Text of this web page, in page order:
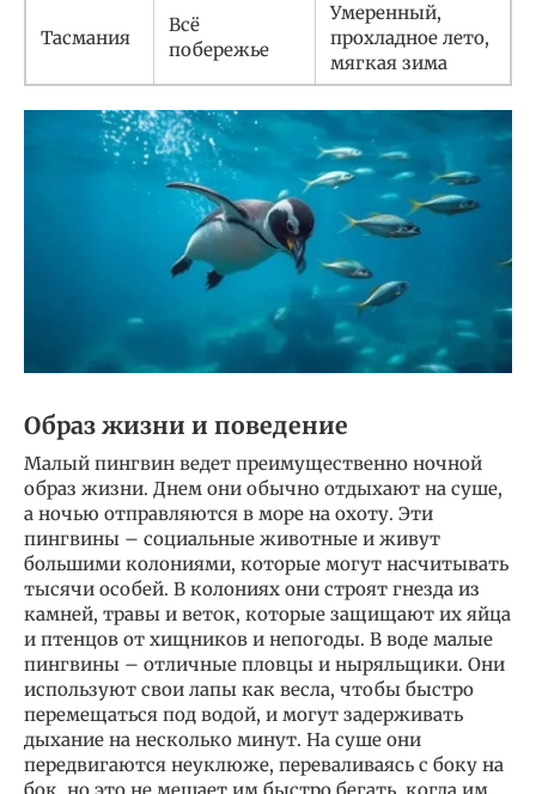
Тасмания
Всё
побережье
Умеренный,
прохладное лето,
мягкая зима
Образ жизни и поведение
Малый пингвин ведет преимущественно ночной
образ жизни. Днем они обычно отдыхают на суше,
а ночью отправляются в море на охоту. Эти
пингвины – социальные животные и живут
большими колониями, которые могут насчитывать
тысячи особей. В колониях они строят гнезда из
камней, травы и веток, которые защищают их яйца
и птенцов от хищников и непогоды. В воде малые
пингвины – отличные пловцы и ныряльщики. Они
используют свои лапы как весла, чтобы быстро
перемещаться под водой, и могут задерживать
дыхание на несколько минут. На суше они
передвигаются неуклюже, переваливаясь с боку на